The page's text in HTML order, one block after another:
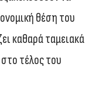
θέση του
καθαρά ταμειακά
τέλος του